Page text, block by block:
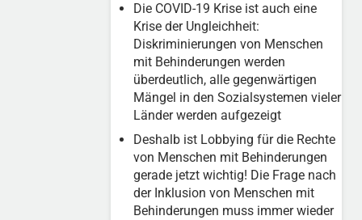
Die COVID-19 Krise ist auch eine
Krise der Ungleichheit:
Diskriminierungen von Menschen
mit Behinderungen werden
überdeutlich, alle gegenwärtigen
Mängel in den Sozialsystemen vieler
Länder werden aufgezeigt
Deshalb ist Lobbying für die Rechte
von Menschen mit Behinderungen
gerade jetzt wichtig! Die Frage nach
der Inklusion von Menschen mit
Behinderungen muss immer wieder